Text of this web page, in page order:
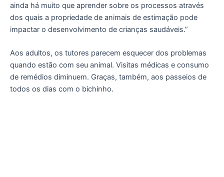
ainda há muito que aprender sobre os processos através
dos quais a propriedade de animais de estimação pode
impactar o desenvolvimento de crianças saudáveis.”
Aos adultos, os tutores parecem esquecer dos problemas
quando estão com seu animal. Visitas médicas e consumo
de remédios diminuem. Graças, também, aos passeios de
todos os dias com o bichinho.